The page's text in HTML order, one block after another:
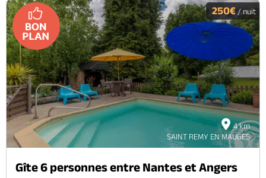
4 km
SAINT REMY EN MAUGES
250€ / nuit
Gîte 6 personnes entre Nantes et Angers